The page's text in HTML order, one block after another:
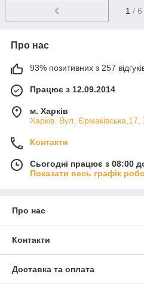
1 / 6
Про нас
93% позитивних з 257
Працює з 12.09.2014
м. Харків
Харків. Вул. Єрмаківська,17,
Контакти
Сьогодні працює з 08:00
Показати весь графік
Про нас
Контакти
Доставка та оплата